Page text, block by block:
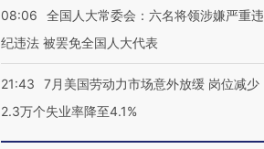
08:06
全国人大常委会：六名将领涉嫌严重违
纪违法 被罢免全国人大代表
21:43
7月美国劳动力市场意外放缓 岗位减少
2.3万个失业率降至4.1%